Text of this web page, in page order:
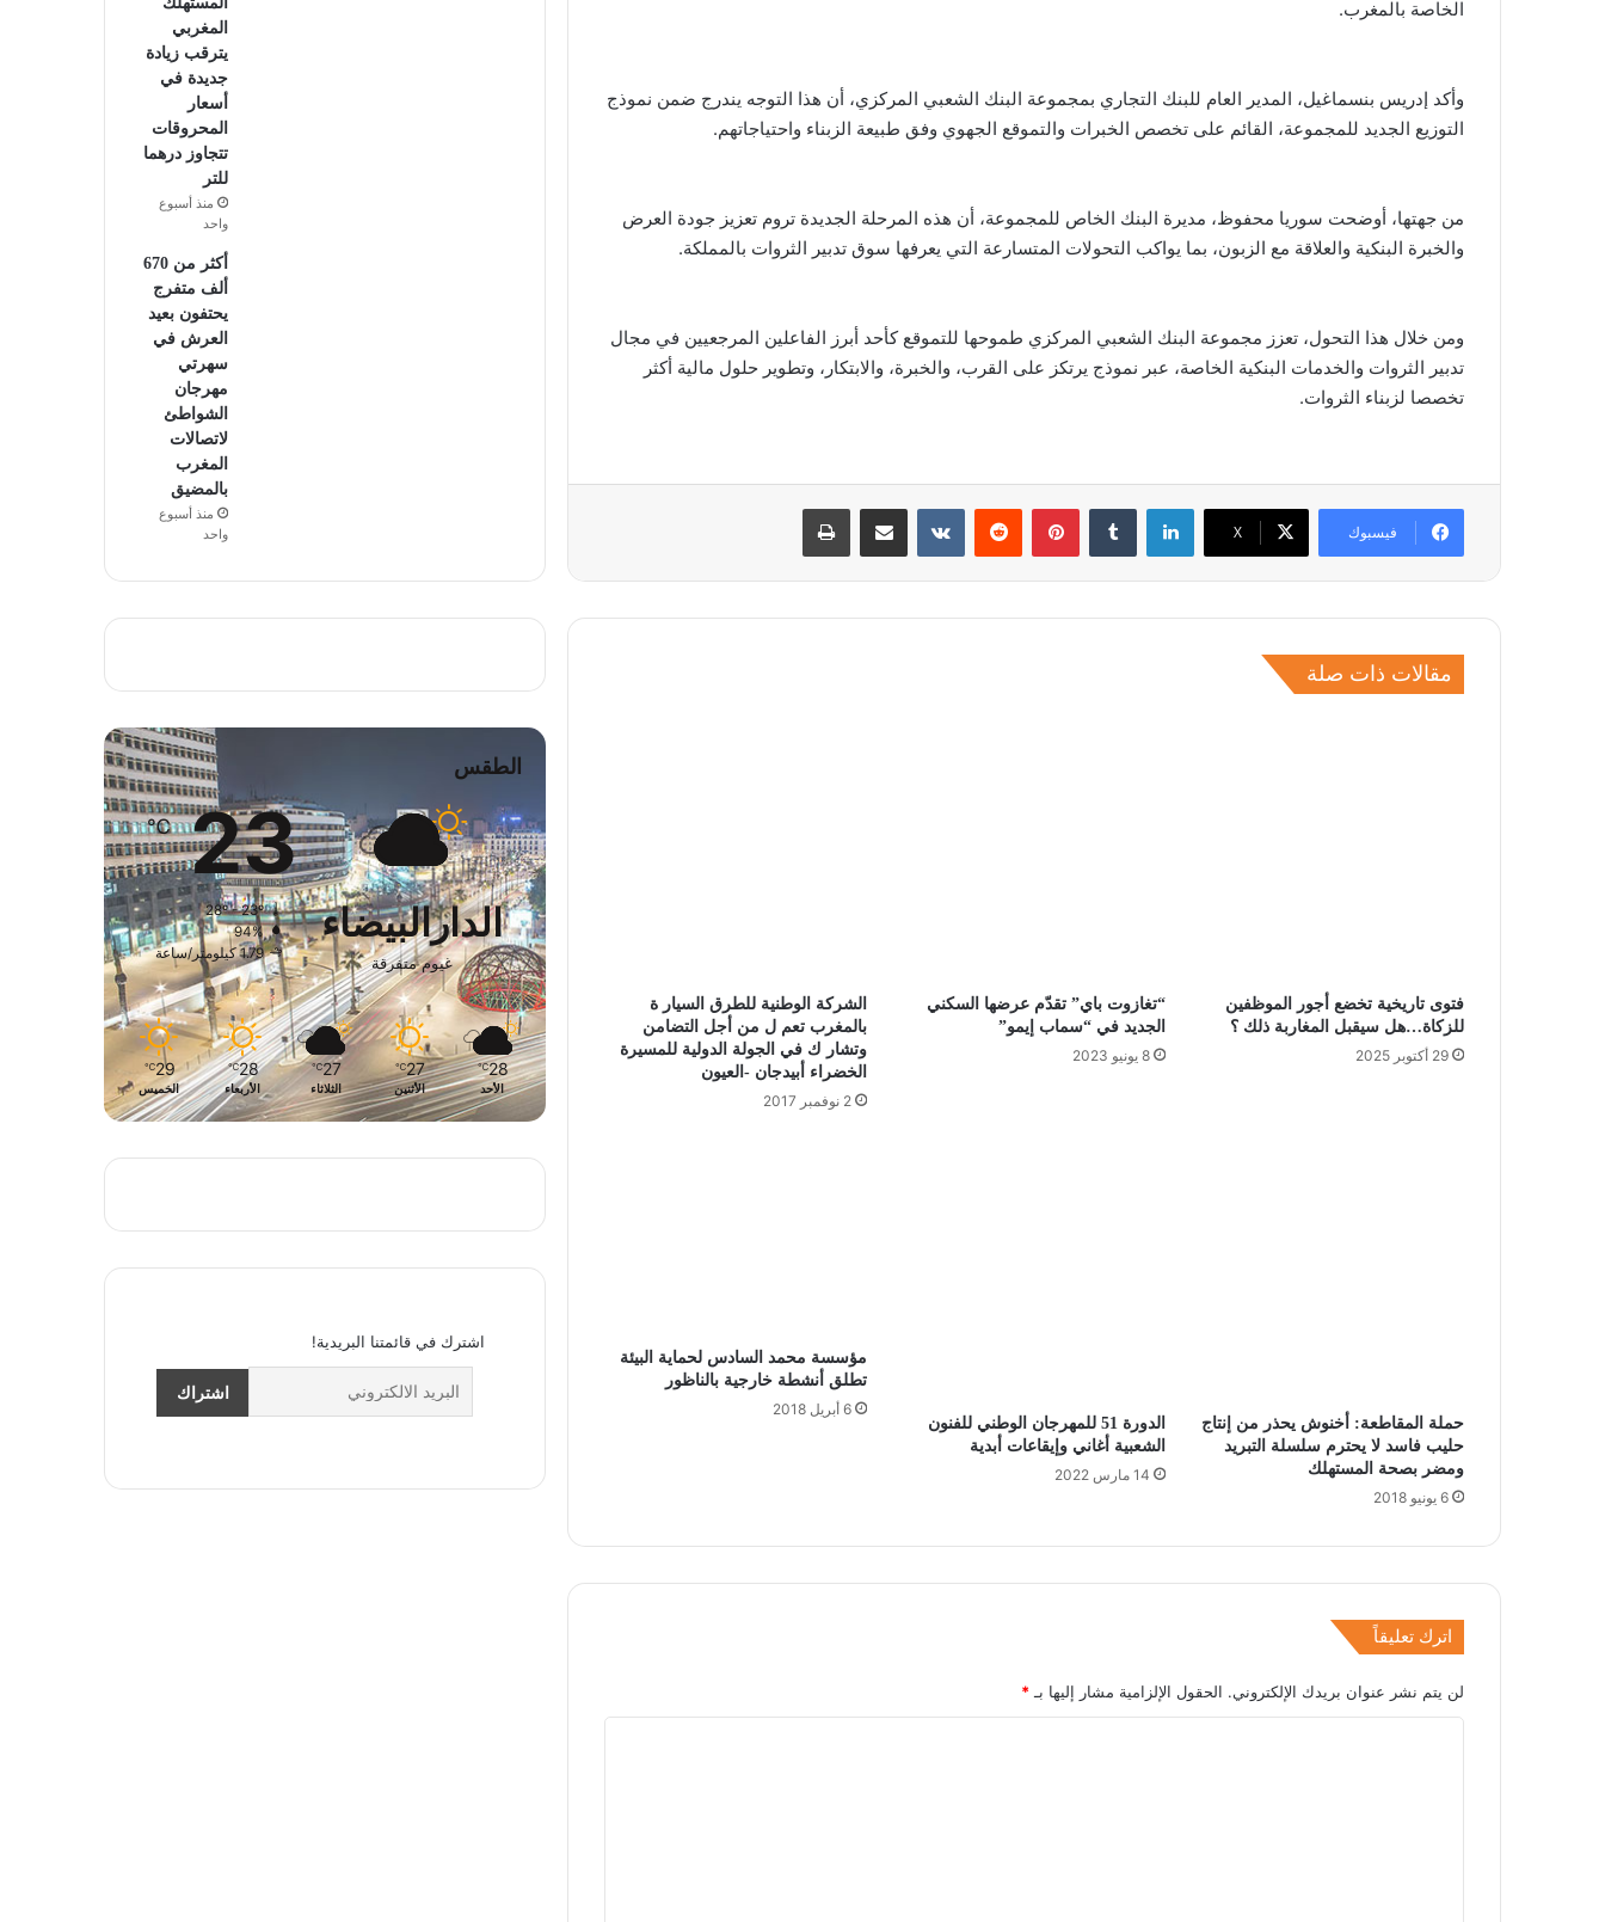
الخاصة بالمغرب.
وأكد إدريس بنسماغيل، المدير العام للبنك التجاري بمجموعة البنك الشعبي المركزي، أن هذا التوجه يندرج ضمن نموذج
التوزيع الجديد للمجموعة، القائم على تخصص الخبرات والتموقع الجهوي وفق طبيعة الزبناء واحتياجاتهم.
من جهتها، أوضحت سوريا محفوظ، مديرة البنك الخاص للمجموعة، أن هذه المرحلة الجديدة تروم تعزيز جودة العرض
والخبرة البنكية والعلاقة مع الزبون، بما يواكب التحولات المتسارعة التي يعرفها سوق تدبير الثروات بالمملكة.
ومن خلال هذا التحول، تعزز مجموعة البنك الشعبي المركزي طموحها للتموقع كأحد أبرز الفاعلين المرجعيين في مجال
تدبير الثروات والخدمات البنكية الخاصة، عبر نموذج يرتكز على القرب، والخبرة، والابتكار، وتطوير حلول مالية أكثر
تخصصا لزبناء الثروات.
فيسبوك ‫X
لينكدإن بينتيريست مشاركة عبر البريد طباعة
مقالات ذات صلة
فتوى تاريخية تخضع أجور الموظفين
للزكاة…هل سيقبل المغاربة ذلك ؟
29 أكتوبر 2025
“تغازوت باي” تقدّم عرضها السكني
الجديد في “سماب إيمو”
8 يونيو 2023
الشركة الوطنیة للطرق السیار ة
بالمغرب تعم ل من أجل التضامن
وتشار ك في الجولة الدولیة للمسیرة
الخضراء أبیدجان -العیون
2 نوفمبر 2017
حملة المقاطعة: أخنوش يحذر من إنتاج
حليب فاسد لا يحترم سلسلة التبريد
ومضر بصحة المستهلك
6 يونيو 2018
الدورة 51 للمهرجان الوطني للفنون
الشعبية أغاني وإيقاعات أبدية
14 مارس 2022
مؤسسة محمد السادس لحماية البيئة
تطلق أنشطة خارجية بالناظور
6 أبريل 2018
اترك تعليقاً
لن يتم نشر عنوان بريدك الإلكتروني. الحقول الإلزامية مشار إليها بـ *
المغربي
يترقب زيادة
جديدة في
أسعار
المحروقات
تتجاوز درهما
للتر
منذ أسبوع
واحد
أكثر من 670
ألف متفرج
يحتفون بعيد
العرش في
سهرتي
مهرجان
الشواطئ
لاتصالات
المغرب
بالمضيق
منذ أسبوع
واحد
الطقس
الدارالبيضاء
غيوم متفرقة
23
℃
28º - 23º
94%
1.79 كيلومتر/ساعة
28
℃
الأحد
27
℃
الأثنين
27
℃
الثلاثاء
28
℃
الأربعاء
29
℃
الخميس
اشترك في قائمتنا البريدية!